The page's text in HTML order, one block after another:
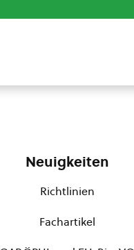
Neuigkeiten
Richtlinien
Fachartikel